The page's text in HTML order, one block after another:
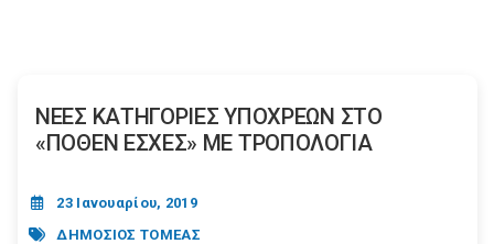
ΝΕΕΣ ΚΑΤΗΓΟΡΙΕΣ ΥΠΟΧΡΕΩΝ ΣΤΟ
«ΠΟΘΕΝ ΕΣΧΕΣ» ΜΕ ΤΡΟΠΟΛΟΓΙΑ
23 Ιανουαρίου, 2019
ΔΗΜΟΣΙΟΣ ΤΟΜΕΑΣ